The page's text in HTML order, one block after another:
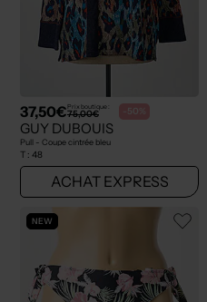
37,50€Prix boutique :
75,00€ -50%
GUY DUBOUIS
Pull - Coupe cintrée bleu
T : 48
ACHAT EXPRESS
NEW